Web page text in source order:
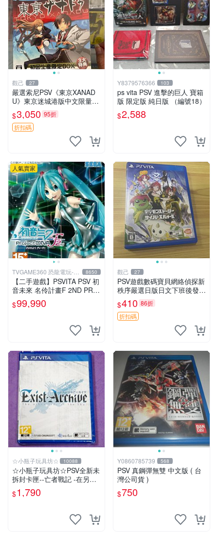
觀己 27
嚴選索尼PSV《東京XANAD
U》東京迷城港版中文限量收
藏，全新未拆封 東京迷城 游
戲卡 收藏品
$3,050 95折
折扣碼
Y8379576366 103
ps vita PSV 進擊的巨人 寶箱
版 限定版 純日版 （編號18）
$2,588
人氣賣家
TVGAME360 恐龍電玩-台
中店
8650
【二手遊戲】PSVITA PSV 初
音未來 名伶計畫F 2ND PRO
JECT DIVA F 2ND 日文版 台
中恐龍
$99,990
觀己 27
PSV遊戲數碼寶貝網絡偵探新
秩序嚴選日版日文下班後發貨
網絡偵探 日版 美品
$410 86折
折扣碼
☆小瓶子玩具坊☆ 10088
☆小瓶子玩具坊☆PSV全新未
拆封卡匣--亡者戰記 -在另一
側的天空下- (日版)
$1,790
Y0860785739 568
PSV 真鋼彈無雙 中文版 ( 台
灣公司貨 )
$750